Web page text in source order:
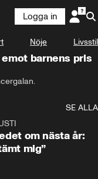
Logga in
Nöje Livsstil
barnens pris
SE ALLA
om nästa år:
mig”